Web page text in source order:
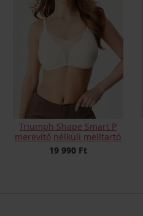
Triumph Shape Smart P
merevítő nélküli melltartó
19 990 Ft